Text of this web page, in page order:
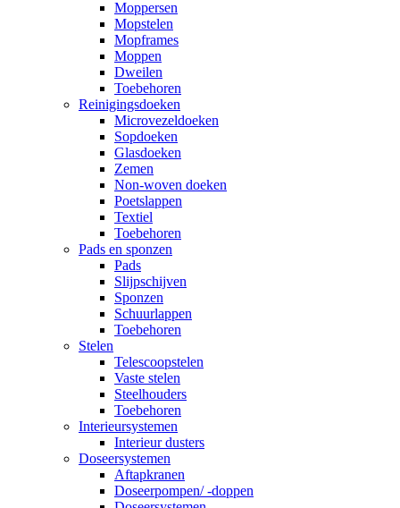
Moppersen
Mopstelen
Mopframes
Moppen
Dweilen
Toebehoren
Reinigingsdoeken
Microvezeldoeken
Sopdoeken
Glasdoeken
Zemen
Non-woven doeken
Poetslappen
Textiel
Toebehoren
Pads en sponzen
Pads
Slijpschijven
Sponzen
Schuurlappen
Toebehoren
Stelen
Telescoopstelen
Vaste stelen
Steelhouders
Toebehoren
Interieursystemen
Interieur dusters
Doseersystemen
Aftapkranen
Doseerpompen/ -doppen